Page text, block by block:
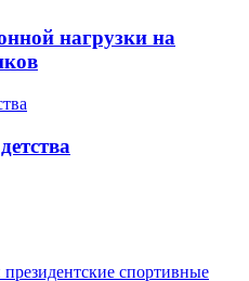
нагрузки на